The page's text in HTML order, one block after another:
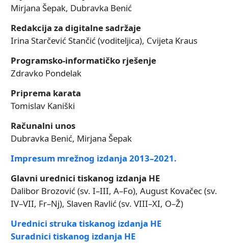
Mirjana Šepak, Dubravka Benić
Redakcija za digitalne sadržaje
Irina Starčević Stančić (voditeljica), Cvijeta Kraus
Programsko-informatičko rješenje
Zdravko Pondelak
Priprema karata
Tomislav Kaniški
Računalni unos
Dubravka Benić, Mirjana Šepak
Impresum mrežnog izdanja 2013–2021.
Glavni urednici tiskanog izdanja HE
Dalibor Brozović (sv. I–III, A–Fo), August Kovačec (sv.
IV–VII, Fr–Nj), Slaven Ravlić (sv. VIII–XI, O–Ž)
Urednici struka tiskanog izdanja HE
Suradnici tiskanog izdanja HE